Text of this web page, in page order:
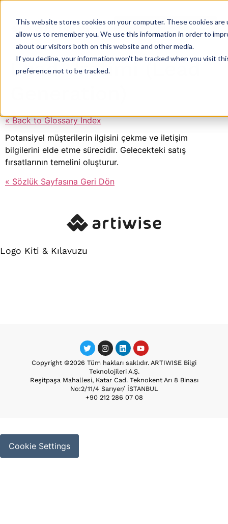
This website stores cookies on your computer. These cookies
allow us to remember you. We use this information in order to
about our visitors both on this website and other media.
If you decline, your information won’t be tracked when you visit
preference not to be tracked.
Lead Üretimi (Lead
« Back to Glossary Index
Potansiyel müşterilerin ilgisini çekme ve iletişim
bilgilerini elde etme sürecidir. Gelecekteki satış
fırsatlarının temelini oluşturur.
« Sözlük Sayfasına Geri Dön
Logo Kiti & Kılavuzu
Copyright ©2026 Tüm hakları saklıdır. ARTIWISE Bilgi
Teknolojileri A.Ş.
Reşitpaşa Mahallesi, Katar Cad. Teknokent Arı 8 Binası
No:2/11/4 Sarıyer/ İSTANBUL
+90 212 286 07 08
Cookie Settings